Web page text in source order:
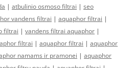
| atbulinio osmoso filtrai | seo
vandens filtrai | aquaphor filtrai |
filtrai | vandens filtrai aquaphor |
filtrai | aquaphor filtrai | aquaphor
namams ir pramonei | aquaphor